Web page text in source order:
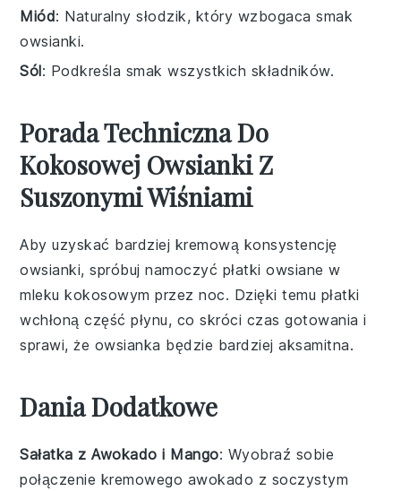
Miód: Naturalny słodzik, który wzbogaca smak
owsianki.
Sól: Podkreśla smak wszystkich składników.
Porada Techniczna Do
Kokosowej Owsianki Z
Suszonymi Wiśniami
Aby uzyskać bardziej kremową konsystencję
owsianki, spróbuj namoczyć płatki owsiane w
mleku kokosowym przez noc. Dzięki temu płatki
wchłoną część płynu, co skróci czas gotowania i
sprawi, że owsianka będzie bardziej aksamitna.
Dania Dodatkowe
Sałatka z Awokado i Mango: Wyobraź sobie
połączenie kremowego awokado z soczystym